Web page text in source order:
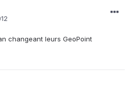
changeant leurs GeoPoint